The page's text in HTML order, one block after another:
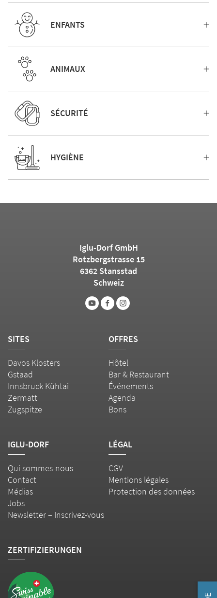
ENFANTS
ANIMAUX
SÉCURITÉ
HYGIÈNE
Iglu-Dorf GmbH
Rotzbergstrasse 15
6362 Stansstad
Schweiz
SITES
Davos Klosters
Gstaad
Innsbruck Kühtai
Zermatt
Zugspitze
OFFRES
Hôtel
Bar & Restaurant
Événements
Agenda
Bons
IGLU-DORF
Qui sommes-nous
Contact
Médias
Jobs
Newsletter – Inscrivez-vous
LÉGAL
CGV
Mentions légales
Protection des données
ZERTIFIZIERUNGEN